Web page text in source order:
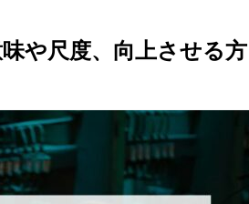
や尺度、向上させる方